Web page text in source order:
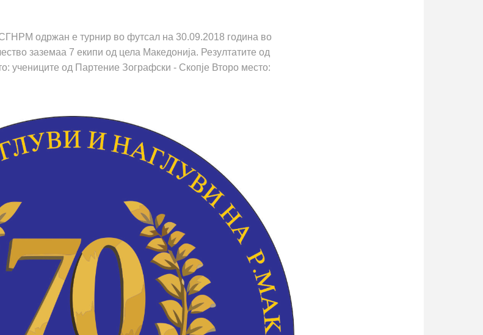
одржан е турнир во футсал на 30.09.2018 година во
заземаа 7 екипи од цела Македонија. Резултатите од
учениците од Партение Зографски - Скопје Второ место: